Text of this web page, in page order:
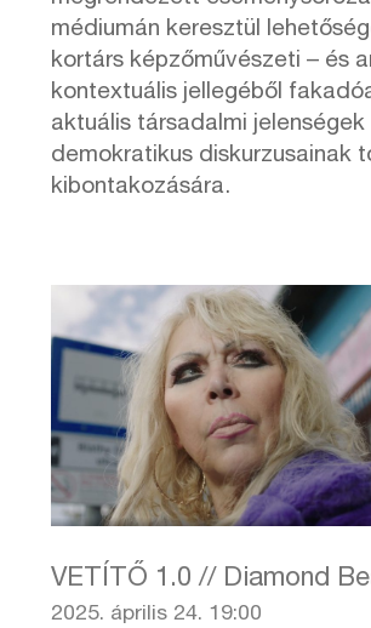
médiumán keresztül
kortárs képzőművészeti – és
kontextuális jellegéből
aktuális társadalmi jelenségek
demokratikus diskurzusainak
kibontakozására.
VETÍTŐ 1.0 // Diamond
2025. április 24. 19:00